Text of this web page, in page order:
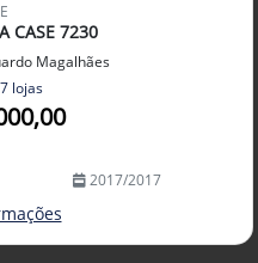
CASE 7230
Magalhães
lojas
2017/2017